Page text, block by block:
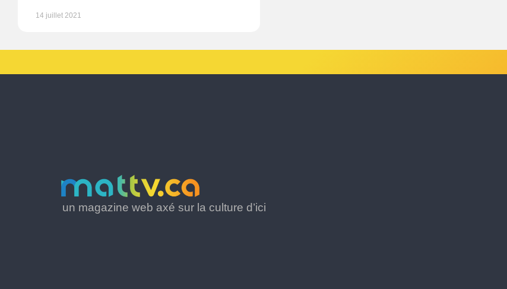
14 juillet 2021
un magazine web axé sur la culture d’ici